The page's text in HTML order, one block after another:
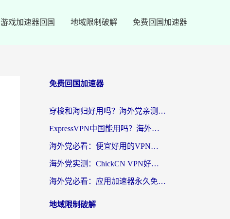
游戏加速器回国 地域限制破解 免费回国加速器
免费回国加速器
穿梭和海归好用吗？海外党亲测：3步选对回国加速器，无缝刷国内剧玩手游
ExpressVPN中国能用吗？海外党翻回国内的加速器选择指南（附番茄加速器实测）
海外党必看：便宜好用的VPN怎么选？3步解决回国访问难题+Steam改区技巧
海外党实测：ChickCN VPN好用吗？和OurPlay VPN对比哪个回国效果更好？附避坑指南
海外党必看：应用加速器永久免费版真的靠谱吗？教你选对回国加速器无缝刷国内资源
地域限制破解